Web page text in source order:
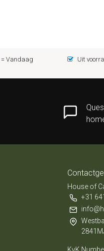
Vandaag
Uit
House of
+31